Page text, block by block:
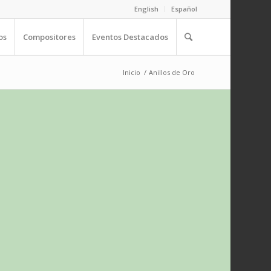
English Español
Compositores Eventos Destacados
Inicio / Anillos de Oro